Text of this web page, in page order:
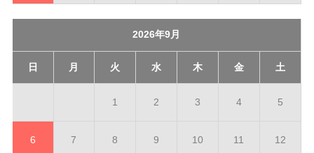
2026年9月
日 月 火 水 木 金 土
1 2 3 4 5
6 7 8 9 10 11 12